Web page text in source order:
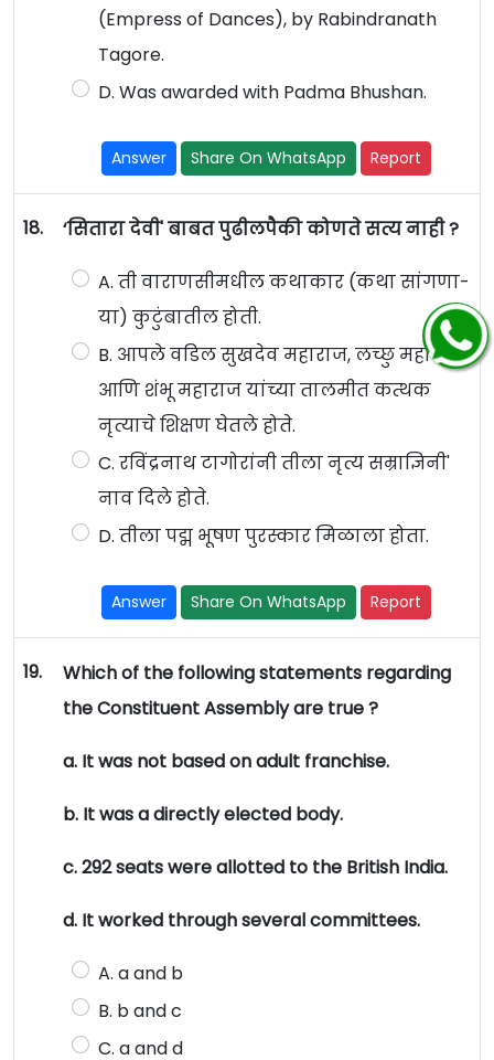
(Empress of Dances), by Rabindranath
Tagore.
D. Was awarded with Padma Bhushan.
Answer Share On WhatsApp Report
18. ‘सितारा देवी' बाबत पुढीलपैकी कोणते सत्य नाही ?
A. ती वाराणसीमधील कथाकार (कथा सांगणा-
या) कुटुंबातील होती.
B. आपले वडिल सुखदेव महाराज, लच्छु महाराज
आणि शंभू महाराज यांच्या तालमीत कत्थक
नृत्याचे शिक्षण घेतले होते.
C. रविंद्रनाथ टागोरांनी तीला नृत्य सम्राज्ञिनी'
नाव दिले होते.
D. तीला पद्म भूषण पुरस्कार मिळाला होता.
Answer Share On WhatsApp Report
19.
Which of the following statements regarding
the Constituent Assembly are true ?
a. It was not based on adult franchise.
b. It was a directly elected body.
c. 292 seats were allotted to the British India.
d. It worked through several committees.
A. a and b
B. b and c
C. a and d